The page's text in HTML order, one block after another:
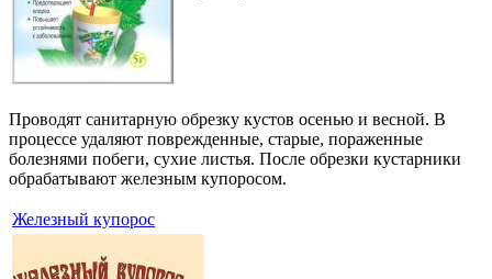
Проводят санитарную обрезку кустов осенью и весной. В
процессе удаляют поврежденные, старые, пораженные
болезнями побеги, сухие листья. После обрезки кустарники
обрабатывают железным купоросом.
Железный купорос